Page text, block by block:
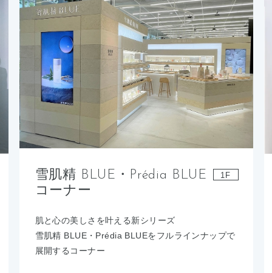
雪肌精 BLUE・Prédia BLUE
コーナー
肌と心の美しさを叶える新シリーズ
雪肌精 BLUE・Prédia BLUEをフルラインナップで
展開するコーナー
1F